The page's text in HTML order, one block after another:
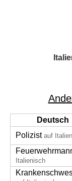
Deutsch
Polizist auf
Italienisch